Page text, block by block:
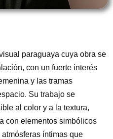
paraguaya cuya obra se
con un fuerte interés
y las tramas
Su trabajo se
al color y a la textura,
con elementos simbólicos
íntimas que